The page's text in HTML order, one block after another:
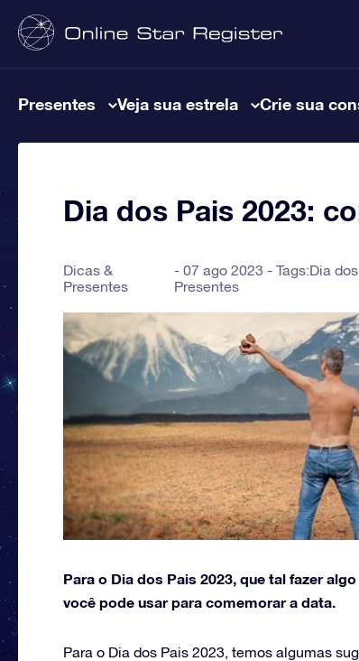
Presentes Veja sua estrela Crie sua
Dia dos Pais 2023:
Dicas &
Presentes
07 ago 2023 - Tags:Dia
Presentes
Para o Dia dos Pais 2023, que tal fazer
você pode usar para comemorar a data.
Para o Dia dos Pais 2023, temos algumas